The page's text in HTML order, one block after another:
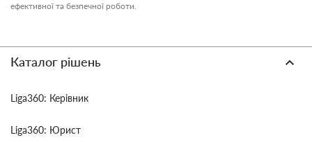
ефективної та безпечної роботи.
Каталог рішень
Liga360: Керівник
Liga360: Юрист